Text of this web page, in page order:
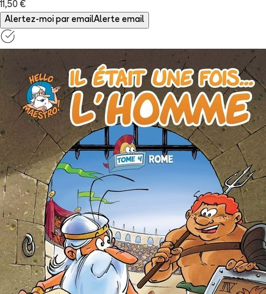
11,50 €
Alertez-moi par emailAlerte email